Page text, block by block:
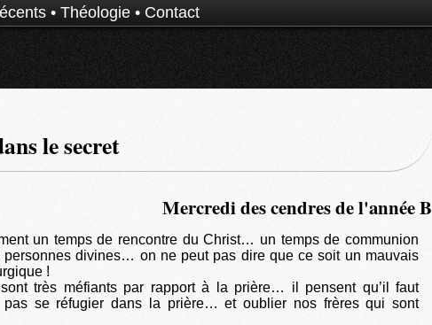
• Théologie • Contact
le secret
Mercredi des cendres de l'année B
un temps de rencontre du Christ… un temps de communion
personnes divines… on ne peut pas dire que ce soit un mauvais
!
très méfiants par rapport à la prière… il pensent qu’il faut
pas se réfugier dans la prière… et oublier nos frères qui sont